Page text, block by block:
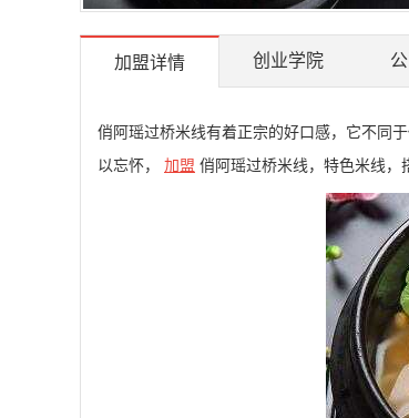
加盟详情 创业学院
俏阿瑶过桥米线有着正宗的好口感，它不同
以忘怀，
加盟 俏阿瑶过桥米线，特色米线，